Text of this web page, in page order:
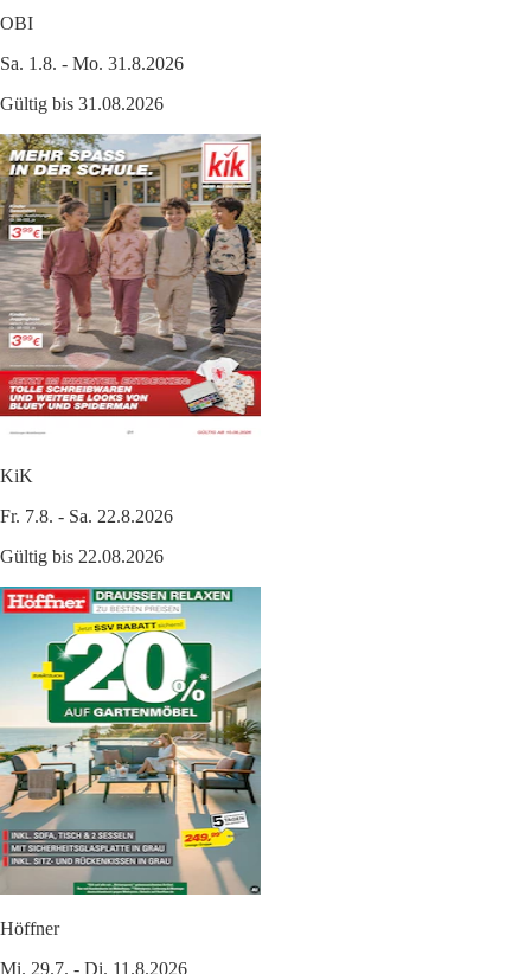
OBI
Sa. 1.8. - Mo. 31.8.2026
Gültig bis 31.08.2026
KiK
Fr. 7.8. - Sa. 22.8.2026
Gültig bis 22.08.2026
Höffner
Mi. 29.7. - Di. 11.8.2026